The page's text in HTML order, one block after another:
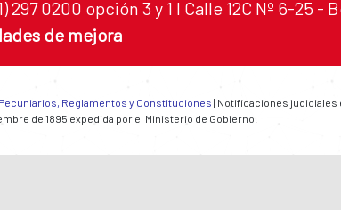
0200 opción 3 y 1 I Calle 12C Nº 6-25 -
de mejora
Reglamentos y Constituciones | Notificaciones judiciales
de 1895 expedida por el Ministerio de Gobierno.